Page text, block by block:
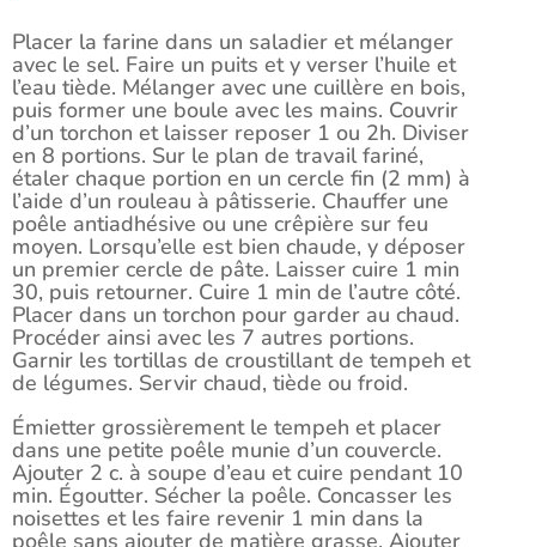
Placer la farine dans un saladier et mélanger
avec le sel. Faire un puits et y verser l’huile et
l’eau tiède. Mélanger avec une cuillère en bois,
puis former une boule avec les mains. Couvrir
d’un torchon et laisser reposer 1 ou 2h. Diviser
en 8 portions. Sur le plan de travail fariné,
étaler chaque portion en un cercle fin (2 mm) à
l’aide d’un rouleau à pâtisserie. Chauffer une
poêle antiadhésive ou une crêpière sur feu
moyen. Lorsqu’elle est bien chaude, y déposer
un premier cercle de pâte. Laisser cuire 1 min
30, puis retourner. Cuire 1 min de l’autre côté.
Placer dans un torchon pour garder au chaud.
Procéder ainsi avec les 7 autres portions.
Garnir les tortillas de croustillant de tempeh et
de légumes. Servir chaud, tiède ou froid.
Émietter grossièrement le tempeh et placer
dans une petite poêle munie d’un couvercle.
Ajouter 2 c. à soupe d’eau et cuire pendant 10
min. Égoutter. Sécher la poêle. Concasser les
noisettes et les faire revenir 1 min dans la
poêle sans ajouter de matière grasse. Ajouter